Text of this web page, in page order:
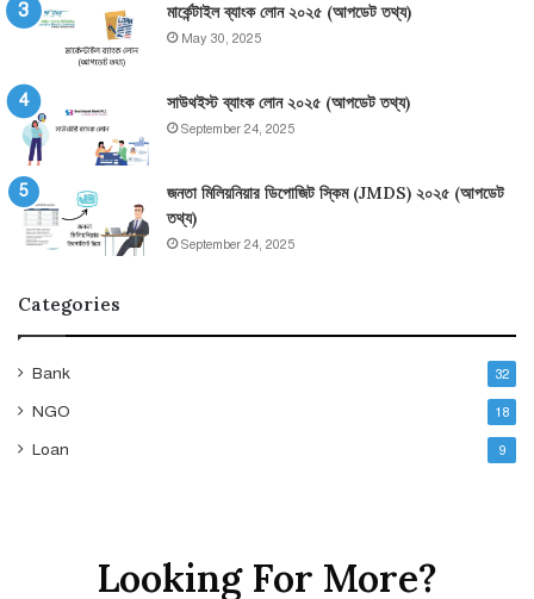
মার্কেন্টাইল ব্যাংক লোন ২০২৫ (আপডেট তথ্য)
May 30, 2025
সাউথইস্ট ব্যাংক লোন ২০২৫ (আপডেট তথ্য)
September 24, 2025
জনতা মিলিয়নিয়ার ডিপোজিট স্কিম (JMDS) ২০২৫ (আপডেট
তথ্য)
September 24, 2025
Categories
Bank 32
NGO 18
Loan 9
Looking For More?